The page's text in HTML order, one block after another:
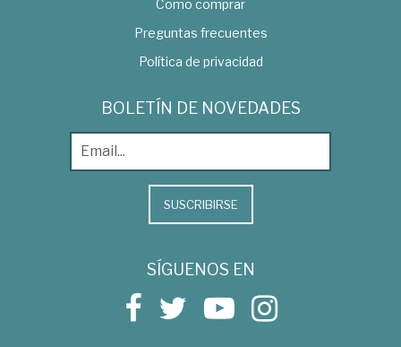
Como comprar
Preguntas frecuentes
Política de privacidad
BOLETÍN DE NOVEDADES
SUSCRIBIRSE
SÍGUENOS EN